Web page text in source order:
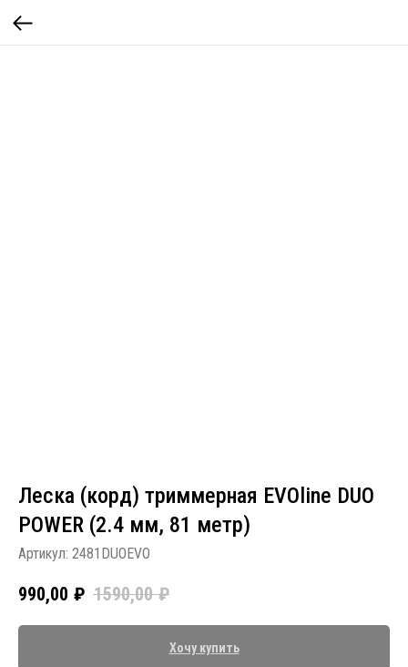
Леска (корд) триммерная EVOline DUO
POWER (2.4 мм, 81 метр)
Артикул: 2481DUOEVO
990,00 ₽ 1590,00 ₽
Хочу купить